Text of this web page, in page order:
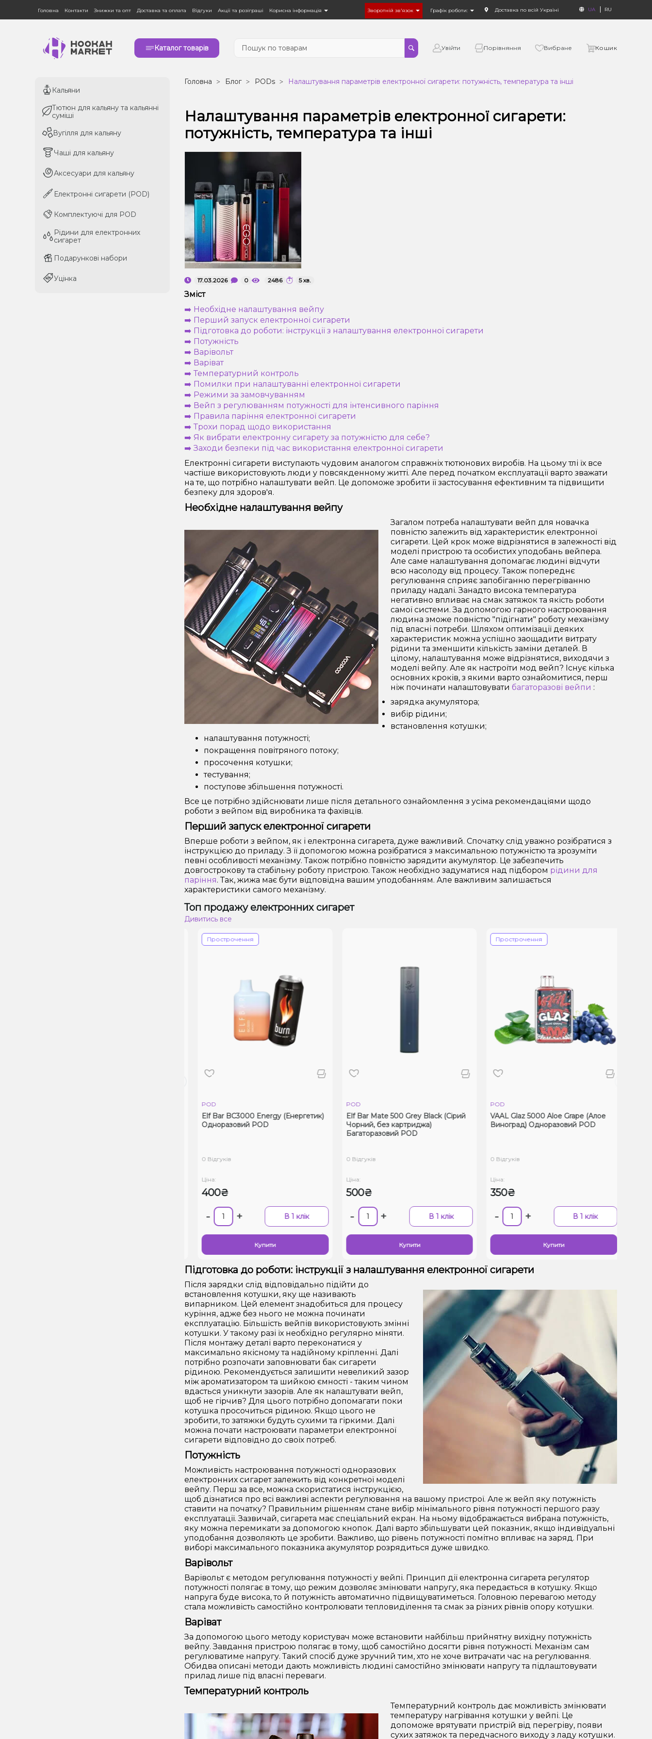
Головна Контакти Знижки та опт Доставка та оплата Відгуки Акції та розіграші Корисна інформація Зворотній зв'язок Графік роботи: Доставка по всій Україні UA RU
Каталог товарів Увійти Порівняння Вибране Кошик
Кальяни
Тютюн для кальяну та кальянні
суміші
Вугілля для кальяну
Чаші для кальяну
Аксесуари для кальяну
Електронні сигарети (POD)
Комплектуючі для POD
Рідини для електронних
сигарет
Подарункові набори
Уцінка
Кальяни
Тютюн для кальяну та кальянні
суміші
Вугілля для кальяну
Чаші для кальяну
Аксесуари для кальяну
Електронні сигарети (POD)
Комплектуючі для POD
Рідини для електронних
сигарет
Подарункові набори
Уцінка
Головна Блог PODs Налаштування параметрів електронної сигарети: потужність, температура та інші
Налаштування параметрів електронної сигарети:
потужність, температура та інші
17.03.2026 0 2486 5 хв.
Зміст
➡️ Необхідне налаштування вейпу
➡️ Перший запуск електронної сигарети
➡️ Підготовка до роботи: інструкції з налаштування електронної сигарети
➡️ Потужність
➡️ Варівольт
➡️ Варіват
➡️ Температурний контроль
➡️ Помилки при налаштуванні електронної сигарети
➡️ Режими за замовчуванням
➡️ Вейп з регулюванням потужності для інтенсивного паріння
➡️ Правила паріння електронної сигарети
➡️ Трохи порад щодо використання
➡️ Як вибрати електронну сигарету за потужністю для себе?
➡️ Заходи безпеки під час використання електронної сигарети
Електронні сигарети виступають чудовим аналогом справжніх тютюнових виробів. На цьому тлі їх все
частіше використовують люди у повсякденному житті. Але перед початком експлуатації варто зважати
на те, що потрібно налаштувати вейп. Це допоможе зробити її застосування ефективним та підвищити
безпеку для здоров'я.
Необхідне налаштування вейпу
Загалом потреба налаштувати вейп для новачка
повністю залежить від характеристик електронної
сигарети. Цей крок може відрізнятися в залежності від
моделі пристрою та особистих уподобань вейпера.
Але саме налаштування допомагає людині відчути
всю насолоду від процесу. Також попереднє
регулювання сприяє запобіганню перегріванню
приладу надалі. Занадто висока температура
негативно впливає на смак затяжок та якість роботи
самої системи. За допомогою гарного настроювання
людина зможе повністю "підігнати" роботу механізму
під власні потреби. Шляхом оптимізації деяких
характеристик можна успішно заощадити витрату
рідини та зменшити кількість заміни деталей. В
цілому, налаштування може відрізнятися, виходячи з
моделі вейпу. Але як настроїти мод вейп? Існує кілька
основних кроків, з якими варто ознайомитися, перш
ніж починати налаштовувати багаторазові вейпи :
зарядка акумулятора;
вибір рідини;
встановлення котушки;
налаштування потужності;
покращення повітряного потоку;
просочення котушки;
тестування;
поступове збільшення потужності.
Все це потрібно здійснювати лише після детального ознайомлення з усіма рекомендаціями щодо
роботи з вейпом від виробника та фахівців.
Перший запуск електронної сигарети
Вперше роботи з вейпом, як і електронна сигарета, дуже важливий. Спочатку слід уважно розібратися з
інструкцією до приладу. З її допомогою можна розібратися з максимальною потужністю та зрозуміти
певні особливості механізму. Також потрібно повністю зарядити акумулятор. Це забезпечить
довгострокову та стабільну роботу пристрою. Також необхідно задуматися над підбором рідини для
паріння. Так, жижа має бути відповідна вашим уподобанням. Але важливим залишається
характеристики самого механізму.
Топ продажу електронних сигарет
Дивитись все
Прострочення
POD
Elf Bar BC3000 Energy (Енергетик)
Одноразовий POD
0 Відгуків
Ціна:
400₴
В 1 клік
Купити
POD
Elf Bar Mate 500 Grey Black (Сірий
Чорний, без картриджа)
Багаторазовий POD
0 Відгуків
Ціна:
500₴
В 1 клік
Купити
Прострочення
POD
VAAL Glaz 5000 Aloe Grape (Алое
Виноград) Одноразовий POD
0 Відгуків
Ціна:
350₴
В 1 клік
Купити
Підготовка до роботи: інструкції з налаштування електронної сигарети
Після зарядки слід відповідально підійти до
встановлення котушки, яку ще називають
випарником. Цей елемент знадобиться для процесу
куріння, адже без нього не можна починати
експлуатацію. Більшість вейпів використовують змінні
котушки. У такому разі їх необхідно регулярно міняти.
Після монтажу деталі варто переконатися у
максимально якісному та надійному кріпленні. Далі
потрібно розпочати заповнювати бак сигарети
рідиною. Рекомендується залишити невеликий зазор
між ароматизатором та шийкою ємності - таким чином
вдасться уникнути зазорів. Але як налаштувати вейп,
щоб не гірчив? Для цього потрібно допомагати поки
котушка просочиться рідиною. Якщо цього не
зробити, то затяжки будуть сухими та гіркими. Далі
можна почати настроювати параметри електронної
сигарети відповідно до своїх потреб.
Потужність
Можливість настроювання потужності одноразових
електронних сигарет залежить від конкретної моделі
вейпу. Перш за все, можна скористатися інструкцією,
щоб дізнатися про всі важливі аспекти регулювання на вашому пристрої. Але ж вейп яку потужність
ставити на початку? Правильним рішенням стане вибір мінімального рівня потужності першого разу
експлуатації. Зазвичай, сигарета має спеціальний екран. На ньому відображається вибрана потужність,
яку можна перемикати за допомогою кнопок. Далі варто збільшувати цей показник, якщо індивідуальні
уподобання дозволяють це зробити. Важливо, що рівень потужності помітно впливає на заряд. При
виборі максимального показника акумулятор розрядиться дуже швидко.
Варівольт
Варівольт є методом регулювання потужності у вейпі. Принцип дії електронна сигарета регулятор
потужності полягає в тому, що режим дозволяє змінювати напругу, яка передається в котушку. Якщо
напруга буде висока, то й потужність автоматично підвищуватиметься. Головною перевагою методу
стала можливість самостійно контролювати тепловиділення та смак за різних рівнів опору котушки.
Варіват
За допомогою цього методу користувач може встановити найбільш прийнятну вихідну потужність
вейпу. Завдання пристрою полягає в тому, щоб самостійно досягти рівня потужності. Механізм сам
регулюватиме напругу. Такий спосіб дуже зручний тим, хто не хоче витрачати час на регулювання.
Обидва описані методи дають можливість людині самостійно змінювати напругу та підлаштовувати
прилад лише під власні переваги.
Температурний контроль
Температурний контроль дає можливість змінювати
температуру нагрівання котушки у вейпі. Це
допоможе врятувати пристрій від перегріву, появи
сухих затяжок та передчасного виходу з ладу котушки.